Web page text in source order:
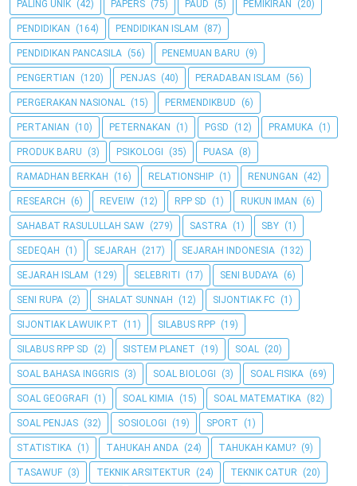
PALING UNIK (42) PAPERS (75) PAUD (5) PEMIKIRAN (20)
PENDIDIKAN (164) PENDIDIKAN ISLAM (87)
PENDIDIKAN PANCASILA (56) PENEMUAN BARU (9)
PENGERTIAN (120) PENJAS (40) PERADABAN ISLAM (56)
PERGERAKAN NASIONAL (15) PERMENDIKBUD (6)
PERTANIAN (10) PETERNAKAN (1) PGSD (12) PRAMUKA (1)
PRODUK BARU (3) PSIKOLOGI (35) PUASA (8)
RAMADHAN BERKAH (16) RELATIONSHIP (1) RENUNGAN (42)
RESEARCH (6) REVEIW (12) RPP SD (1) RUKUN IMAN (6)
SAHABAT RASULULLAH SAW (279) SASTRA (1) SBY (1)
SEDEQAH (1) SEJARAH (217) SEJARAH INDONESIA (132)
SEJARAH ISLAM (129) SELEBRITI (17) SENI BUDAYA (6)
SENI RUPA (2) SHALAT SUNNAH (12) SIJONTIAK FC (1)
SIJONTIAK LAWUIK P.T (11) SILABUS RPP (19)
SILABUS RPP SD (2) SISTEM PLANET (19) SOAL (20)
SOAL BAHASA INGGRIS (3) SOAL BIOLOGI (3) SOAL FISIKA (69)
SOAL GEOGRAFI (1) SOAL KIMIA (15) SOAL MATEMATIKA (82)
SOAL PENJAS (32) SOSIOLOGI (19) SPORT (1)
STATISTIKA (1) TAHUKAH ANDA (24) TAHUKAH KAMU? (9)
TASAWUF (3) TEKNIK ARSITEKTUR (24) TEKNIK CATUR (20)